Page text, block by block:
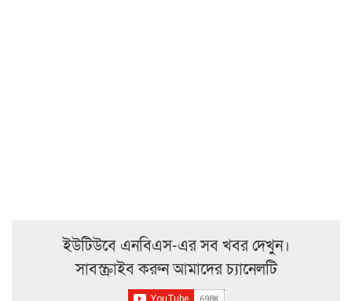
ইউটিউবে এনবিএস-এর সব খবর দেখুন।
সাবস্ক্রাইব করুন আমাদের চ্যানেলটি